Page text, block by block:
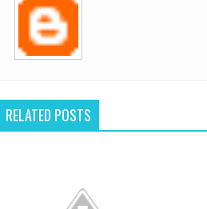
RELATED POSTS